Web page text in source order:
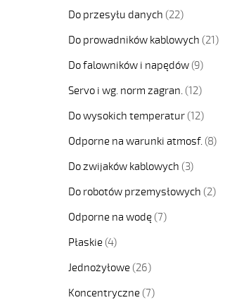
Do przesyłu danych (22)
Do prowadników kablowych (21)
Do falowników i napędów (9)
Servo i wg. norm zagran. (12)
Do wysokich temperatur (12)
Odporne na warunki atmosf. (8)
Do zwijaków kablowych (3)
Do robotów przemysłowych (2)
Odporne na wodę (7)
Płaskie (4)
Jednożyłowe (26)
Koncentryczne (7)